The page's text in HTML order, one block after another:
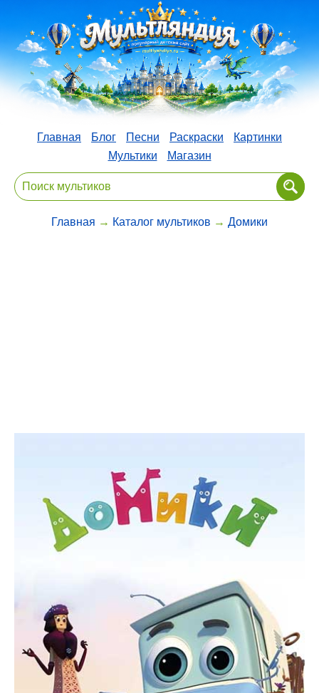
Главная Блог Песни Раскраски
Картинки
Мультики
Магазин
Главная → Каталог мультиков → Домики